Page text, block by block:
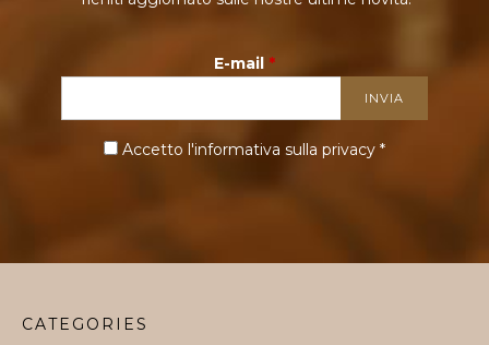
E-mail *
Accetto l'informativa sulla privacy *
CATEGORIES